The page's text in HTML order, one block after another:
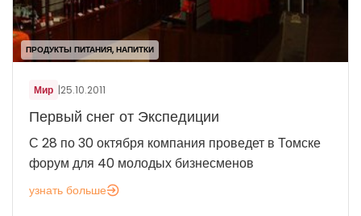
ПРОДУКТЫ ПИТАНИЯ, НАПИТКИ
Мир |25.10.2011
Первый снег от Экспедиции
С 28 по 30 октября компания проведет в Томске
форум для 40 молодых бизнесменов
узнать больше